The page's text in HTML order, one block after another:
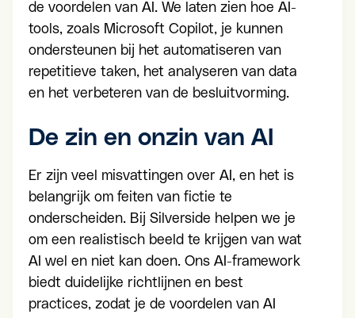
de voordelen van AI. We laten zien hoe AI-
tools, zoals Microsoft Copilot, je kunnen
ondersteunen bij het automatiseren van
repetitieve taken, het analyseren van data
en het verbeteren van de besluitvorming.
De zin en onzin van AI
Er zijn veel misvattingen over AI, en het is
belangrijk om feiten van fictie te
onderscheiden. Bij Silverside helpen we je
om een realistisch beeld te krijgen van wat
AI wel en niet kan doen. Ons AI-framework
biedt duidelijke richtlijnen en best
practices, zodat je de voordelen van AI